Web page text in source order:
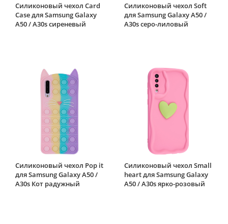
Силиконовый чехол Card
Case для Samsung Galaxy
A50 / A30s сиреневый
Силиконовый чехол Soft
для Samsung Galaxy A50 /
A30s серо-лиловый
Силиконовый чехол Pop it
для Samsung Galaxy A50 /
A30s Кот радужный
Силиконовый чехол Small
heart для Samsung Galaxy
A50 / A30s ярко-розовый